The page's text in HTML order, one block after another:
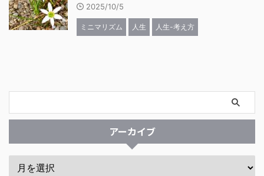
2025/10/5
ミニマリズム 人生 人生-考え方
アーカイブ